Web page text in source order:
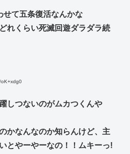
せて五条復活なんかな
れくらい死滅回遊ダラダラ続
oK+xdg0
しつないのがムカつくんや
かなんなのか知らんけど、主
とやーやーなの！！ムキーっ!